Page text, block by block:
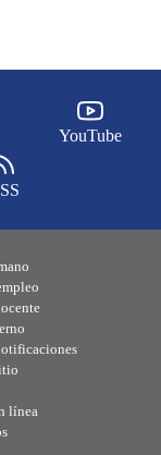
YouTube
línea